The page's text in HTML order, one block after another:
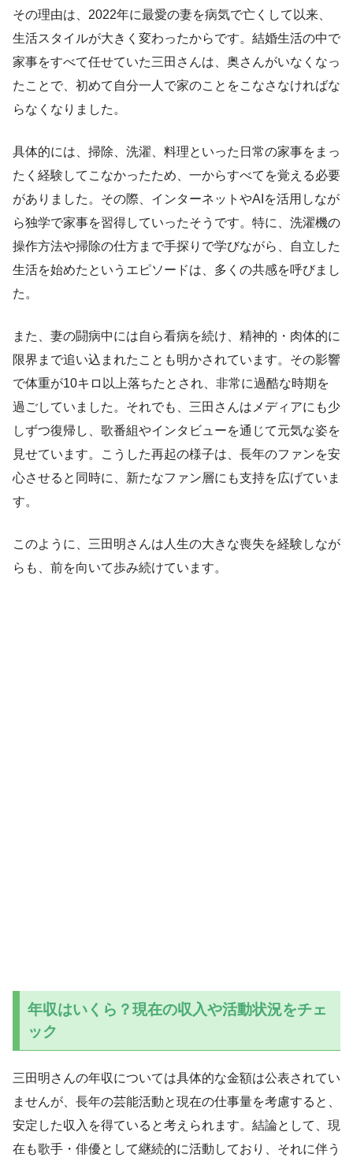
その理由は、2022年に最愛の妻を病気で亡くして以来、
生活スタイルが大きく変わったからです。結婚生活の中で
家事をすべて任せていた三田さんは、奥さんがいなくなっ
たことで、初めて自分一人で家のことをこなさなければな
らなくなりました。
具体的には、掃除、洗濯、料理といった日常の家事をまっ
たく経験してこなかったため、一からすべてを覚える必要
がありました。その際、インターネットやAIを活用しなが
ら独学で家事を習得していったそうです。特に、洗濯機の
操作方法や掃除の仕方まで手探りで学びながら、自立した
生活を始めたというエピソードは、多くの共感を呼びまし
た。
また、妻の闘病中には自ら看病を続け、精神的・肉体的に
限界まで追い込まれたことも明かされています。その影響
で体重が10キロ以上落ちたとされ、非常に過酷な時期を
過ごしていました。それでも、三田さんはメディアにも少
しずつ復帰し、歌番組やインタビューを通じて元気な姿を
見せています。こうした再起の様子は、長年のファンを安
心させると同時に、新たなファン層にも支持を広げていま
す。
このように、三田明さんは人生の大きな喪失を経験しなが
らも、前を向いて歩み続けています。
年収はいくら？現在の収入や活動状況をチェ
ック
三田明さんの年収については具体的な金額は公表されてい
ませんが、長年の芸能活動と現在の仕事量を考慮すると、
安定した収入を得ていると考えられます。結論として、現
在も歌手・俳優として継続的に活動しており、それに伴う